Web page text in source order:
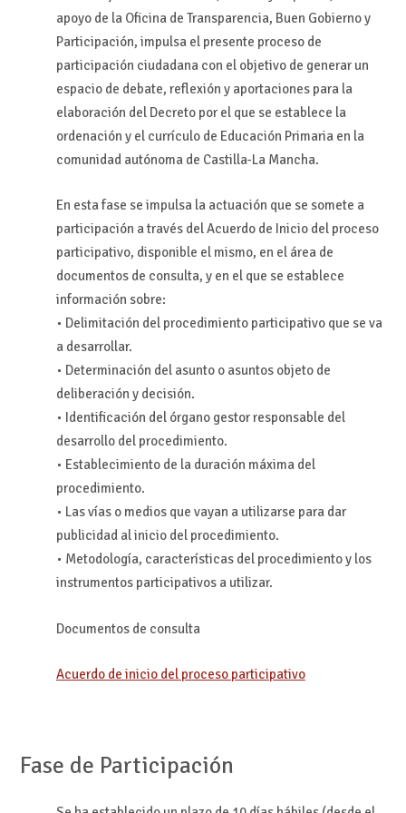
apoyo de la Oficina de Transparencia, Buen Gobierno y
Participación, impulsa el presente proceso de
participación ciudadana con el objetivo de generar un
espacio de debate, reflexión y aportaciones para la
elaboración del Decreto por el que se establece la
ordenación y el currículo de Educación Primaria en la
comunidad autónoma de Castilla-La Mancha.
En esta fase se impulsa la actuación que se somete a
participación a través del Acuerdo de Inicio del proceso
participativo, disponible el mismo, en el área de
documentos de consulta, y en el que se establece
información sobre:
• Delimitación del procedimiento participativo que se va
a desarrollar.
• Determinación del asunto o asuntos objeto de
deliberación y decisión.
• Identificación del órgano gestor responsable del
desarrollo del procedimiento.
• Establecimiento de la duración máxima del
procedimiento.
• Las vías o medios que vayan a utilizarse para dar
publicidad al inicio del procedimiento.
• Metodología, características del procedimiento y los
instrumentos participativos a utilizar.
Documentos de consulta
Acuerdo de inicio del proceso participativo
Fase de Participación